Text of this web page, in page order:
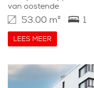
van oostende
53.00 m² 1
LEES MEER